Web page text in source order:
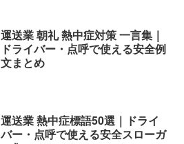
運送業 朝礼 熱中症対策 一言集｜
ドライバー・点呼で使える安全例
文まとめ
運送業 熱中症標語50選｜ドライ
バー・点呼で使える安全スローガ